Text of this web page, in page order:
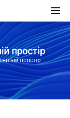
простір
простір